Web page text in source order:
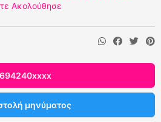
Ακολούθησε
694240xxxx
μηνύματος